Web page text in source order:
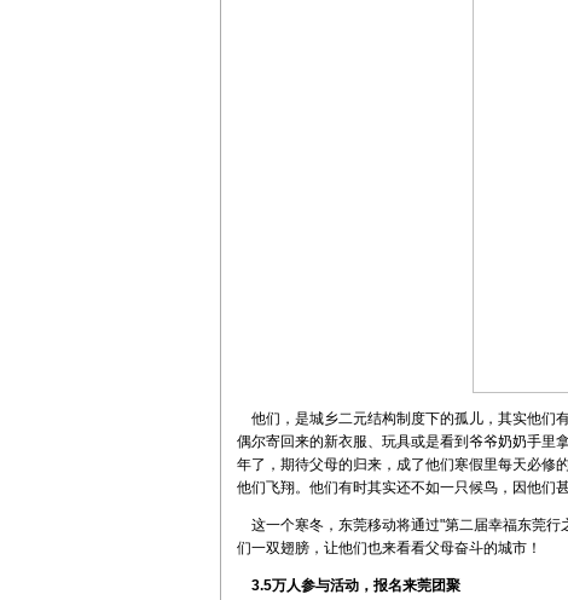
他们，是城乡二元结构制度下的孤儿，其实他们
偶尔寄回来的新衣服、玩具或是看到爷爷奶奶手里
年了，期待父母的归来，成了他们寒假里每天必修
他们飞翔。他们有时其实还不如一只候鸟，因他们
这一个寒冬，东莞移动将通过"第二届幸福东莞行
们一双翅膀，让他们也来看看父母奋斗的城市！
3.5万人参与活动，报名来莞团聚